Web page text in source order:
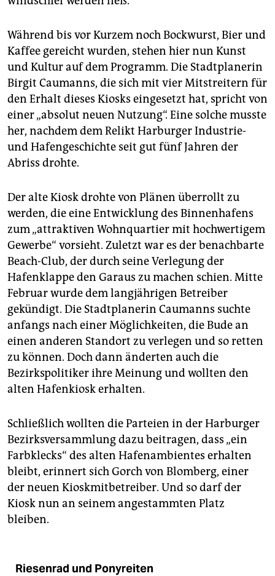
Während bis vor Kurzem noch Bockwurst, Bier und
Kaffee gereicht wurden, stehen hier nun Kunst
und Kultur auf dem Programm. Die Stadtplanerin
Birgit Caumanns, die sich mit vier Mitstreitern für
den Erhalt dieses Kiosks eingesetzt hat, spricht von
einer „absolut neuen Nutzung“. Eine solche musste
her, nachdem dem Relikt Harburger Industrie-
und Hafengeschichte seit gut fünf Jahren der
Abriss drohte.
Der alte Kiosk drohte von Plänen überrollt zu
werden, die eine Entwicklung des Binnenhafens
zum „attraktiven Wohnquartier mit hochwertigem
Gewerbe“ vorsieht. Zuletzt war es der benachbarte
Beach-Club, der durch seine Verlegung der
Hafenklappe den Garaus zu machen schien. Mitte
Februar wurde dem langjährigen Betreiber
gekündigt. Die Stadtplanerin Caumanns suchte
anfangs nach einer Möglichkeiten, die Bude an
einen anderen Standort zu verlegen und so retten
zu können. Doch dann änderten auch die
Bezirkspolitiker ihre Meinung und wollten den
alten Hafenkiosk erhalten.
Schließlich wollten die Parteien in der Harburger
Bezirksversammlung dazu beitragen, dass „ein
Farbklecks“ des alten Hafenambientes erhalten
bleibt, erinnert sich Gorch von Blomberg, einer
der neuen Kioskmitbetreiber. Und so darf der
Kiosk nun an seinem angestammten Platz
bleiben.
Riesenrad und Ponyreiten